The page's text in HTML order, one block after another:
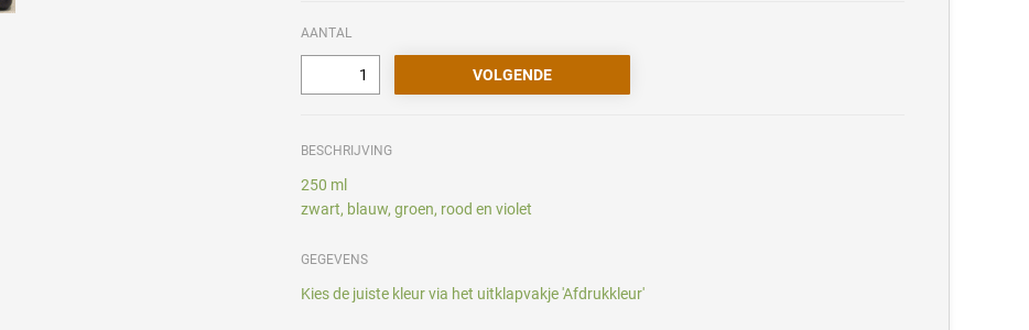
AANTAL
BESCHRIJVING
250 ml
zwart, blauw, groen, rood en violet
GEGEVENS
Kies de juiste kleur via het uitklapvakje 'Afdrukkleur'